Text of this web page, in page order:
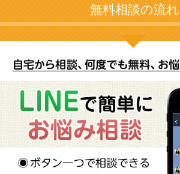
無料相談の流れ